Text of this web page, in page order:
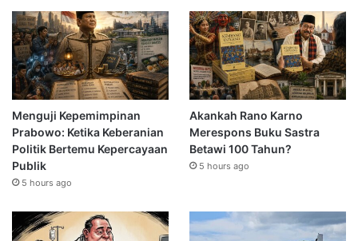
Menguji Kepemimpinan
Prabowo: Ketika Keberanian
Politik Bertemu Kepercayaan
Publik
5 hours ago
Akankah Rano Karno
Merespons Buku Sastra
Betawi 100 Tahun?
5 hours ago